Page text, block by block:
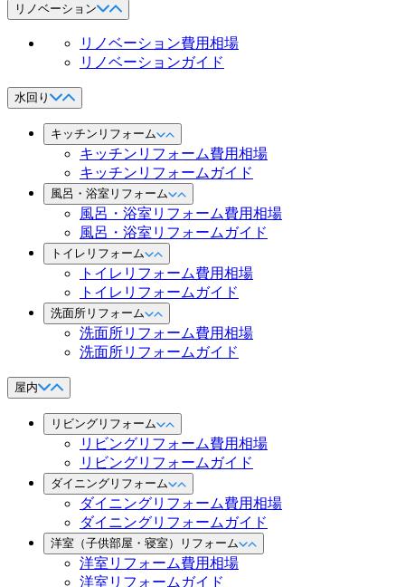
リノベーション
リノベーション費用相場
リノベーションガイド
水回り
キッチンリフォーム
キッチンリフォーム費用相場
キッチンリフォームガイド
風呂・浴室リフォーム
風呂・浴室リフォーム費用相場
風呂・浴室リフォームガイド
トイレリフォーム
トイレリフォーム費用相場
トイレリフォームガイド
洗面所リフォーム
洗面所リフォーム費用相場
洗面所リフォームガイド
屋内
リビングリフォーム
リビングリフォーム費用相場
リビングリフォームガイド
ダイニングリフォーム
ダイニングリフォーム費用相場
ダイニングリフォームガイド
洋室（子供部屋・寝室）リフォーム
洋室リフォーム費用相場
洋室リフォームガイド